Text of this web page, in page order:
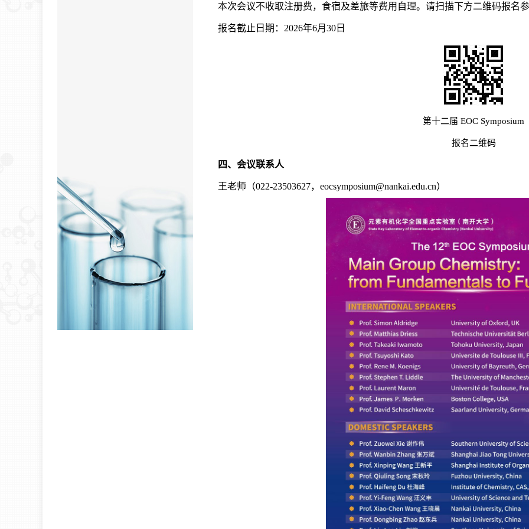
本次会议不收取注册费，食宿及差旅等费用自理。请扫描下方二维码报名
报名截止日期：2026年6月30日
第十二届 EOC Symposium
报名二维码
四、会议联系人
王老师（022-23503627， eocsymposium@nankai.edu.cn）